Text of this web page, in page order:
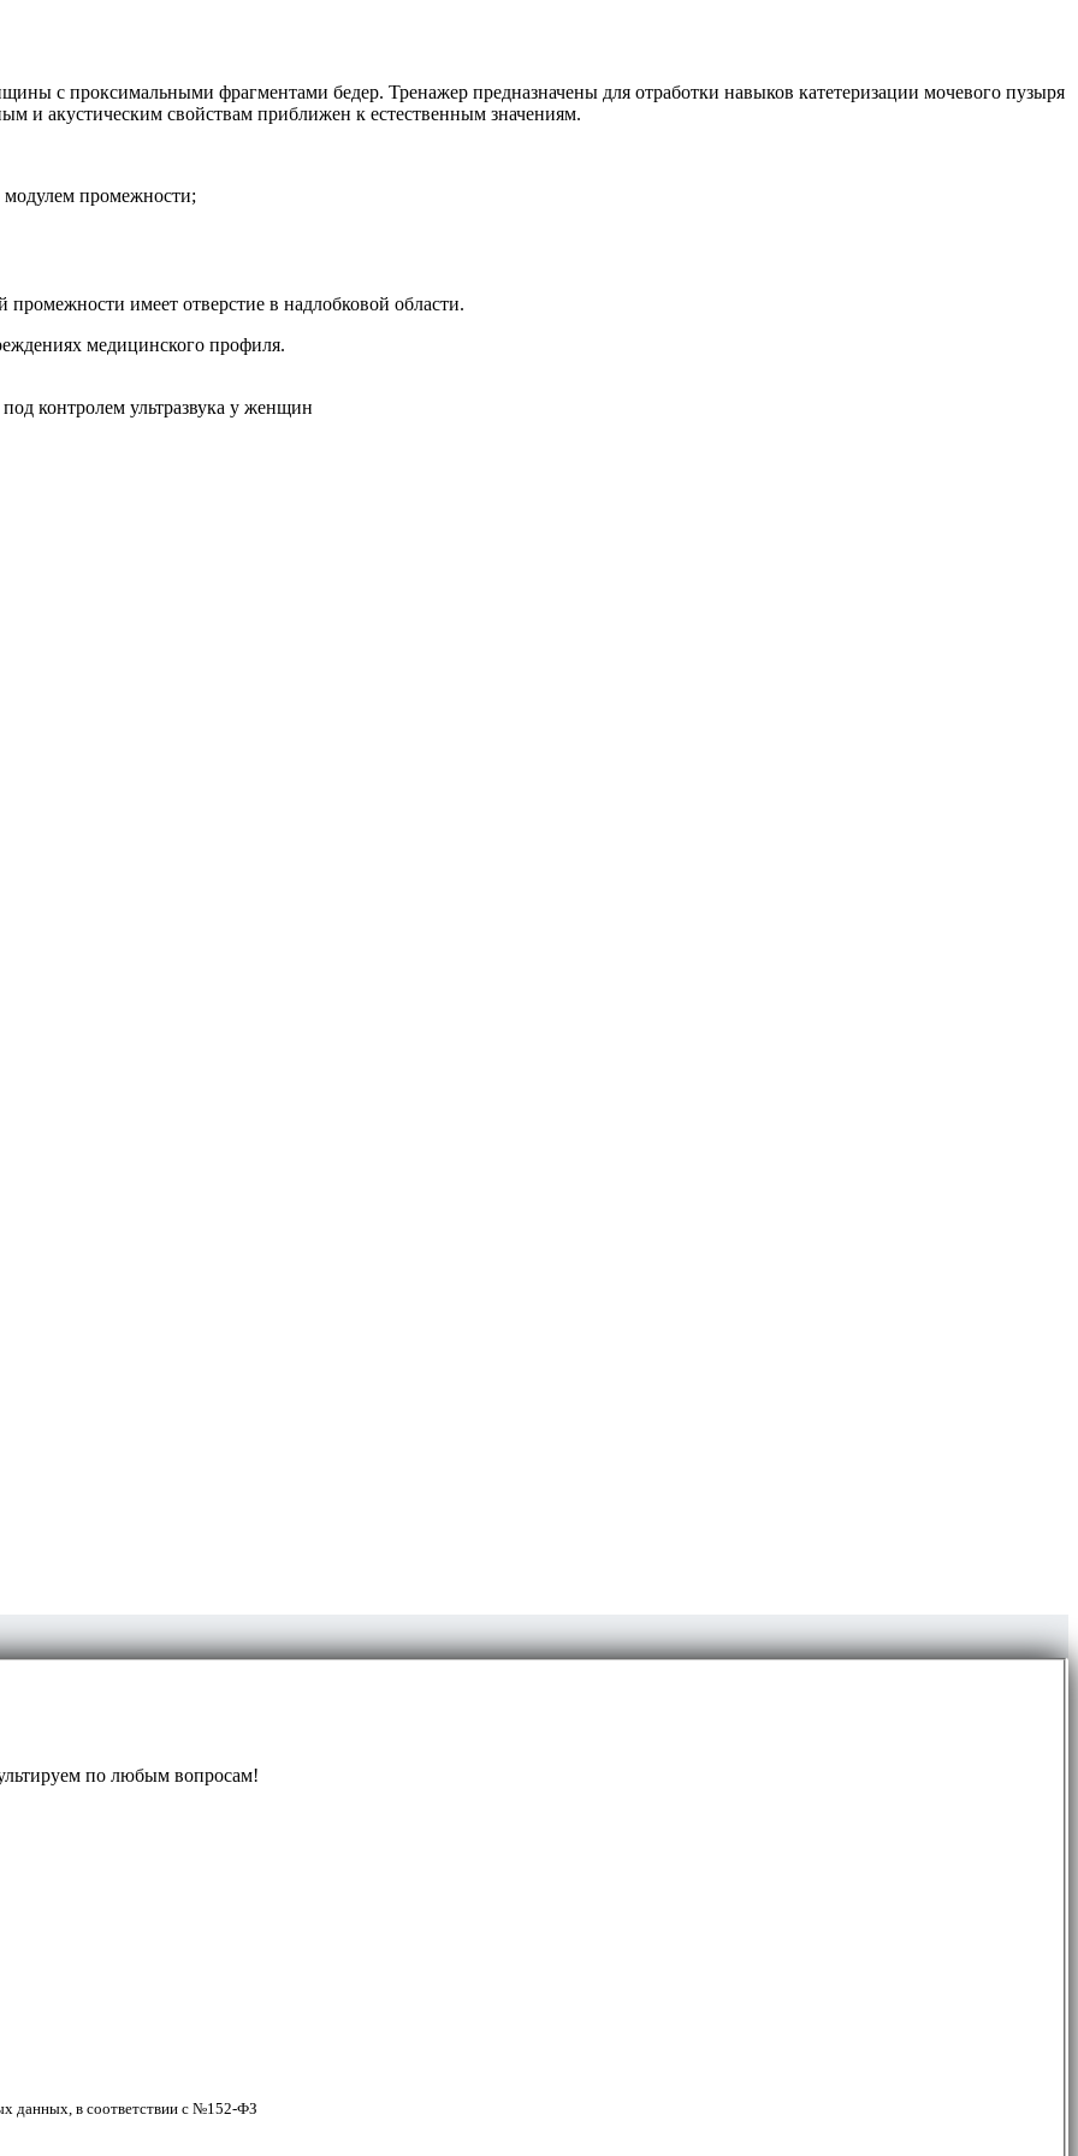
с проксимальными фрагментами бедер. Тренажер предназначены для отработки навыков катетеризации мочевого пузыря
и акустическим свойствам приближен к естественным значениям.
модулем промежности;
имеет отверстие в надлобковой области.
медицинского профиля.
контролем ультразвука у женщин
по любым вопросам!
данных, в соответствии с №152-ФЗ